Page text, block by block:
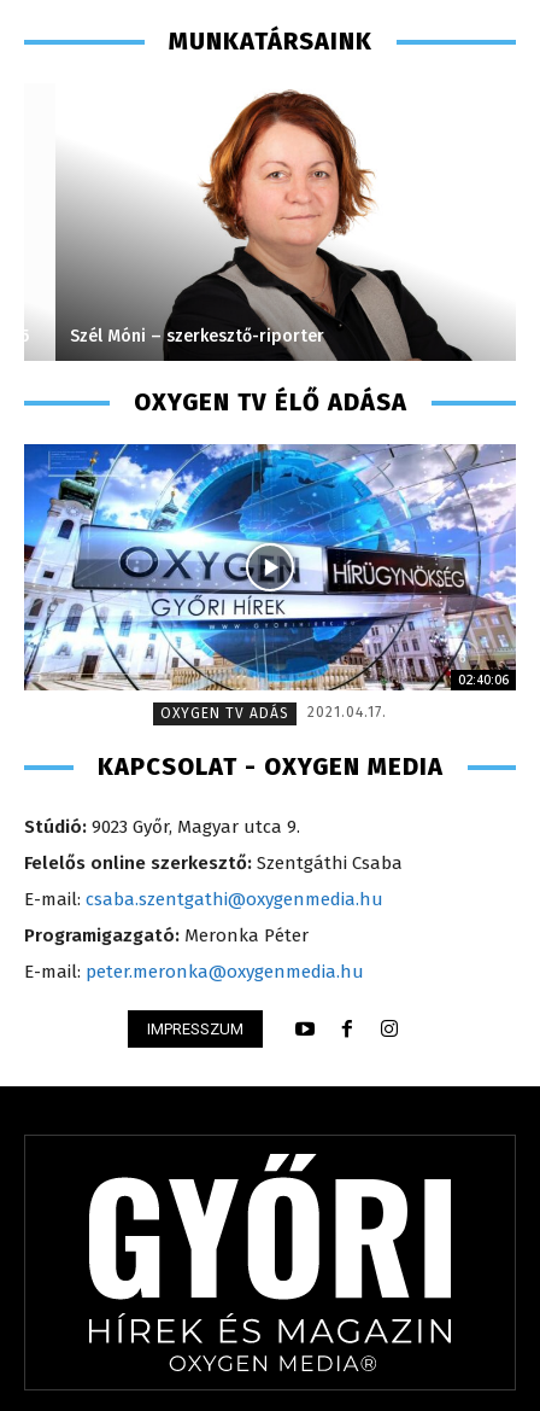
MUNKATÁRSAINK
Szél Móni – szerkesztő-riporter
OXYGEN TV ÉLŐ ADÁSA
02:40:06
OXYGEN TV ADÁS
2021.04.17.
KAPCSOLAT - OXYGEN MEDIA
Stúdió: 9023 Győr, Magyar utca 9.
Felelős online szerkesztő: Szentgáthi Csaba
E-mail: csaba.szentgathi@oxygenmedia.hu
Programigazgató: Meronka Péter
E-mail: peter.meronka@oxygenmedia.hu
IMPRESSZUM